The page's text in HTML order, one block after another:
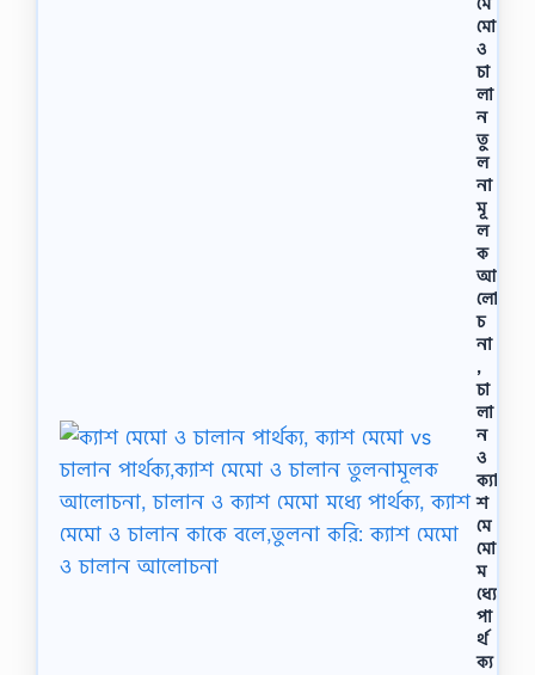
মো
ও
চা
লা
ন
তু
ল
না
মূ
ল
ক
আ
লো
চ
না
,
চা
লা
ন
ও
ক্যা
শ
মে
মো
ম
ধ্যে
পা
র্থ
ক্য